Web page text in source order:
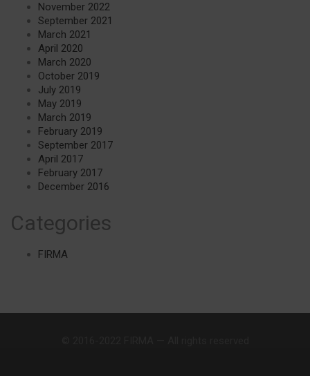
November 2022
September 2021
March 2021
April 2020
March 2020
October 2019
July 2019
May 2019
March 2019
February 2019
September 2017
April 2017
February 2017
December 2016
Categories
FIRMA